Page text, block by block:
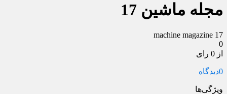
مجله ماشین 17
machine magazine 17
0
از 0 رای
0دیدگاه
ویژگی‌ها